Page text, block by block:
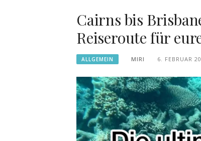
Cairns bis
Reiseroute für
ALLGEMEIN MIRI 6. FEBRUAR